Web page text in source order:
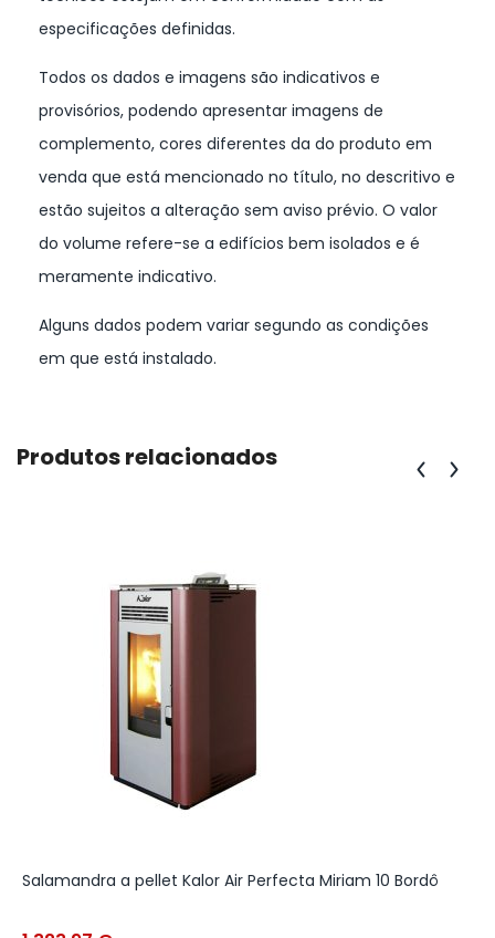
especificações definidas.
Todos os dados e imagens são indicativos e
provisórios, podendo apresentar imagens de
complemento, cores diferentes da do produto em
venda que está mencionado no título, no descritivo e
estão sujeitos a alteração sem aviso prévio. O valor
do volume refere-se a edifícios bem isolados e é
meramente indicativo.
Alguns dados podem variar segundo as condições
em que está instalado.
Produtos relacionados
Salamandra a pellet Kalor Air Perfecta Miriam 10 Bordô